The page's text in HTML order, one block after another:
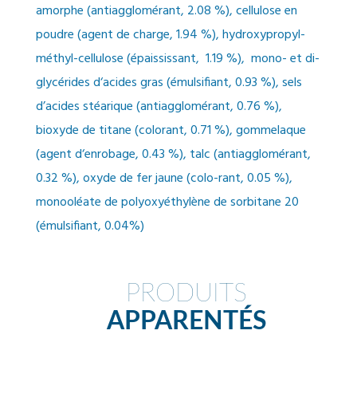
amorphe (antiagglomérant, 2.08 %), cellulose en
poudre (agent de charge, 1.94 %), hydroxypropyl-
méthyl-cellulose (épaississant, 1.19 %), mono- et di-
glycérides d‘acides gras (émulsifiant, 0.93 %), sels
d’acides stéarique (antiagglomérant, 0.76 %),
bioxyde de titane (colorant, 0.71 %), gommelaque
(agent d‘enrobage, 0.43 %), talc (antiagglomérant,
0.32 %), oxyde de fer jaune (colo-rant, 0.05 %),
monooléate de polyoxyéthylène de sorbitane 20
(émulsifiant, 0.04%)
PRODUITS
APPARENTÉS